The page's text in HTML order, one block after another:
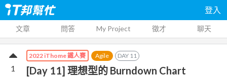
登入
文章 問答 My Project 徵才 聊天
2022 iThome 鐵人賽 Agile DAY 11
[Day 11] 理想型的 Burndown Chart
1